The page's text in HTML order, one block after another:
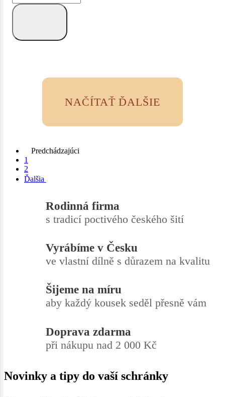
NAČÍTAŤ ĎALŠIE
Predchádzajúci
1
2
Ďalšia
Rodinná firma
s tradicí poctivého českého šití
Vyrábíme v Česku
ve vlastní dílně s důrazem na kvalitu
Šijeme na míru
aby každý kousek seděl přesně vám
Doprava zdarma
při nákupu nad 2 000 Kč
Novinky a tipy do vaší schránky